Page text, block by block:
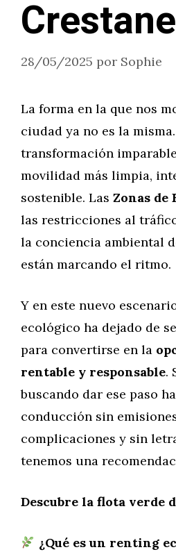
28/05/2025 por Sophie
La forma en la que nos
ciudad ya no es la
transformación
movilidad más limpia,
sostenible. Las Zonas de
las restricciones al
la conciencia ambiental
están marcando el ritmo.
Y en este nuevo
ecológico ha dejado de
para convertirse en la
rentable y responsable.
buscando dar ese paso
conducción sin
complicaciones y sin
tenemos una
Descubre la flota verde
¿Qué es un renting